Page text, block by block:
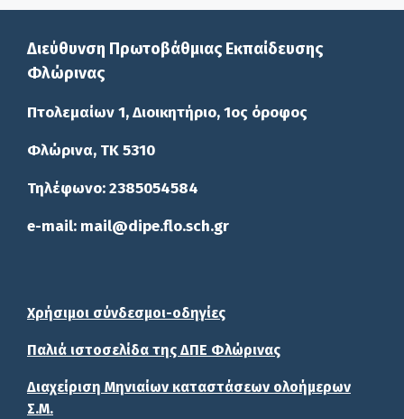
Διεύθυνση Πρωτοβάθμιας Εκπαίδευσης
Φλώρινας
Πτολεμαίων 1, Διοικητήριο, 1ος όροφος
Φλώρινα, ΤΚ 5310
Τηλέφωνο: 2385054584
e-mail: mail@dipe.flo.sch.gr
Χρήσιμοι σύνδεσμοι-οδηγίες
Παλιά ιστοσελίδα της ΔΠΕ Φλώρινας
Διαχείριση Μηνιαίων καταστάσεων ολοήμερων
Σ.Μ.